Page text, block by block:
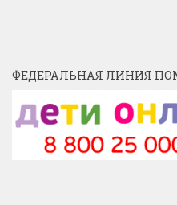
ФЕДЕРАЛЬНАЯ ЛИНИЯ